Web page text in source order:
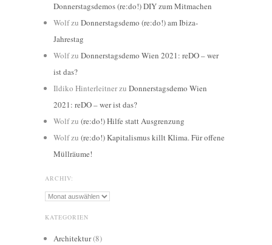
Donnerstagsdemos (re:do!) DIY zum Mitmachen
Wolfzu Donnerstagsdemo (re:do!) am Ibiza-
Jahrestag
Wolfzu Donnerstagsdemo Wien 2021: reDO – wer
ist das?
Ildiko Hinterleitnerzu Donnerstagsdemo Wien
2021: reDO – wer ist das?
Wolfzu (re:do!) Hilfe statt Ausgrenzung
Wolfzu (re:do!) Kapitalismus killt Klima. Für offene
Müllräume!
ARCHIV:
Archiv:
KATEGORIEN
Architektur(8)